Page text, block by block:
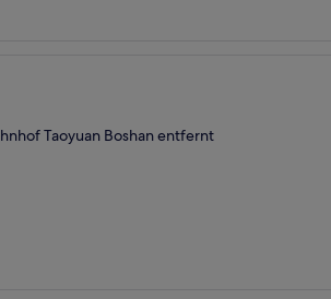
Taoyuan Boshan entfernt